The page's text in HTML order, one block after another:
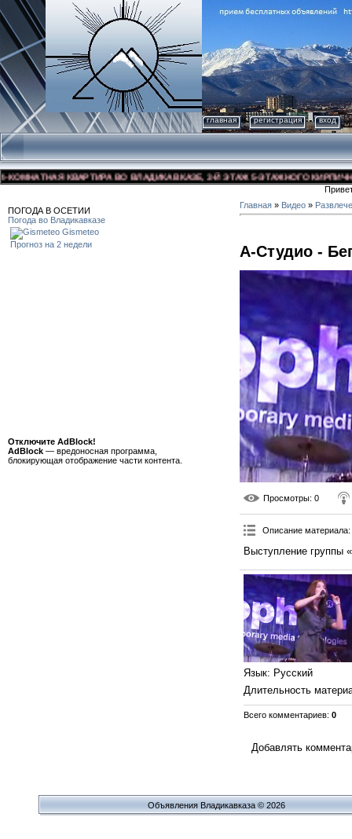
главная регистрация вход
КВАРТИРА ВО ВЛАДИКАВКАЗЕ, 3-Й ЭТАЖ 5-ЭТАЖНОГО
ПОГОДА В ОСЕТИИ
Погода во Владикавказе
Gismeteo
Прогноз на 2 недели
Отключите AdBlock!
AdBlock — вредоносная программа,
блокирующая отображение части контента.
Главная » Видео »
А-Cтудио -
Просмотры: 0
Описание материала:
Выступление группы
Язык: Русский
Длительность
Всего комментариев: 0
Добавлять
Объявления Владикавказа © 2026